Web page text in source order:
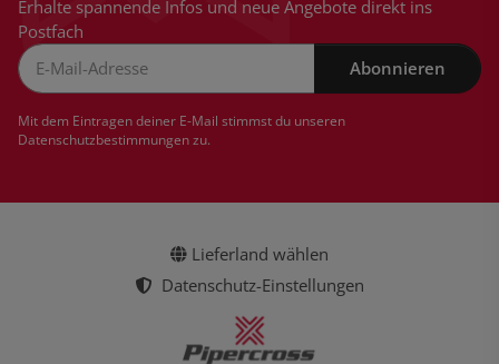
Erhalte spannende Infos und neue Angebote direkt ins
Postfach
Abonnieren
Mit dem Eintragen deiner E-Mail stimmst du unseren
Datenschutzbestimmungenzu.
Lieferland wählen
Datenschutz-Einstellungen